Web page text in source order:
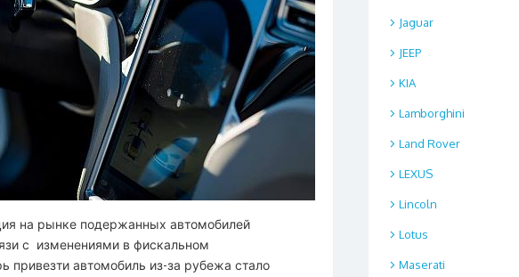
на рынке подержанных автомобилей
с изменениями в фискальном
привезти автомобиль из-за рубежа стало
Jaguar
JEEP
KIA
Lamborghini
Land Rover
LEXUS
Lincoln
Lotus
Maserati